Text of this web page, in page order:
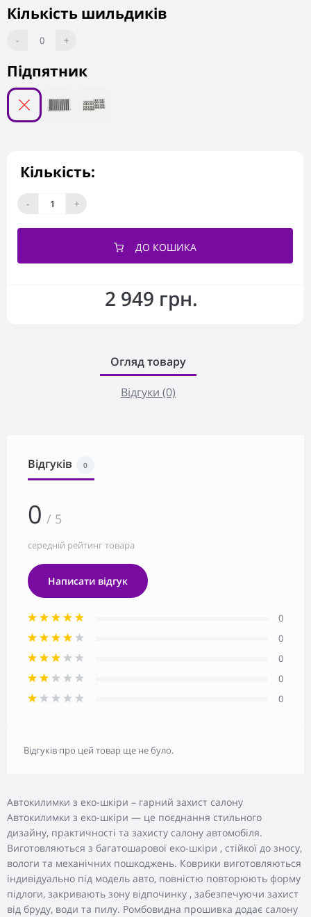
2 949 грн.
Підпятник
Кількість шильдиків
- 0 +
Кількість:
- +
ДО КОШИКА
Огляд товару
Відгуки (0)
Автокилимки з еко-шкіри – гарний захист салону
Автокилимки з еко-шкіри — це поєднання стильного
дизайну, практичності та захисту салону автомобіля.
Виготовляються з багатошарової еко-шкіри , стійкої до зносу,
вологи та механічних пошкоджень. Коврики виготовляються
індивідуально під модель авто, повністю повторюють форму
підлоги, закривають зону відпочинку , забезпечуючи захист
від бруду, води та пилу. Ромбовидна прошивка додає салону
Відгуків 0
0 / 5
середній рейтинг товара
Написати відгук
0
0
0
0
0
Відгуків про цей товар ще не було.